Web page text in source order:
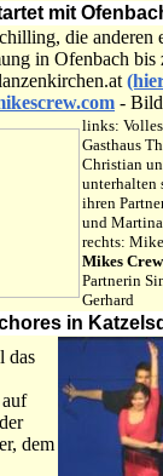
mit
die anderen
in Ofenbach
-
links:
Gasthaus
Christian
unterhalten
ihren
und Martina
rechts:
Mikes
Partnerin
Gerhard
in
das
dem